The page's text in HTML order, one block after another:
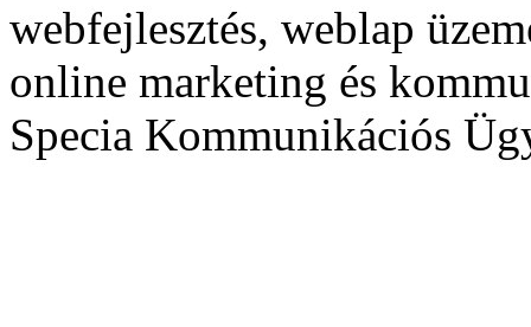
webfejlesztés, weblap
online marketing és
Specia Kommunikációs